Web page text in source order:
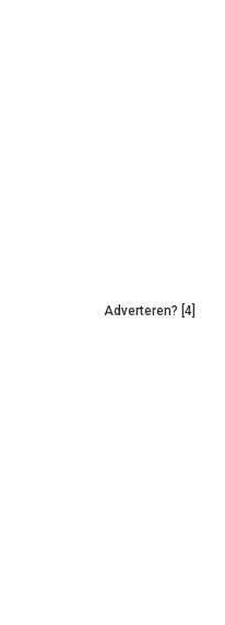
Adverteren? [4]